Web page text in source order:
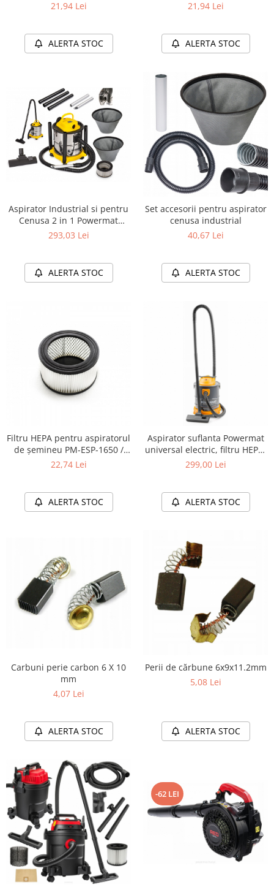
297 mm
21,94 Lei
ALERTA STOC
SN196 VERDA (8)
21,94 Lei
ALERTA STOC
Aspirator Industrial si pentru
Cenusa 2 in 1 Powermat
2000W, Rezervor 20L din Otel
Metalic Rezistent la Caldura
(Model Nou)
293,03 Lei
ALERTA STOC
Set accesorii pentru aspirator
cenusa industrial
40,67 Lei
ALERTA STOC
Filtru HEPA pentru aspiratorul
de șemineu PM-ESP-1650 /
PM-ESP-2000
22,74 Lei
ALERTA STOC
Aspirator suflanta Powermat
universal electric, filtru HEPA,
1650W, rezervor 20L
299,00 Lei
ALERTA STOC
Carbuni perie carbon 6 X 10
mm
4,07 Lei
ALERTA STOC
Perii de cărbune 6x9x11.2mm
5,08 Lei
ALERTA STOC
-62 LEI